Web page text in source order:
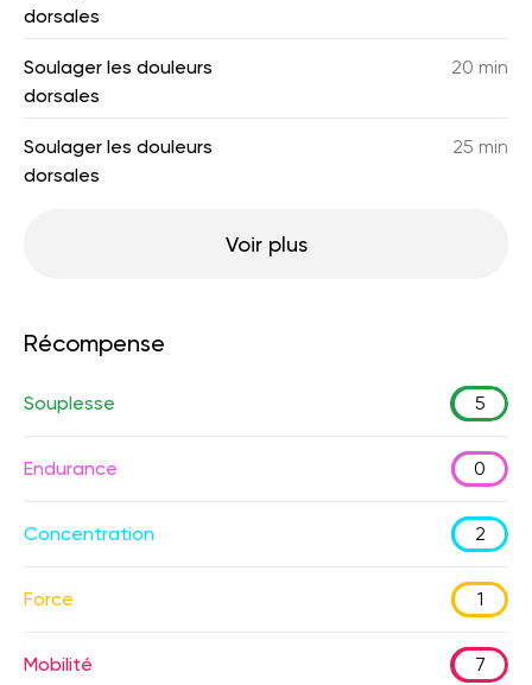
dorsales
Soulager les douleurs
dorsales
20 min
Soulager les douleurs
dorsales
25 min
Voir plus
Récompense
Souplesse 5
Endurance 0
Concentration 2
Force 1
Mobilité 7